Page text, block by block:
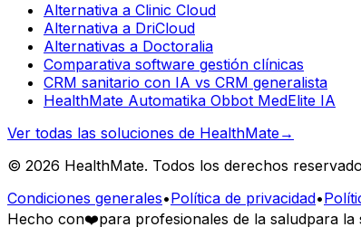
Alternativa a Clinic Cloud
Alternativa a DriCloud
Alternativas a Doctoralia
Comparativa software gestión clínicas
CRM sanitario con IA vs CRM generalista
HealthMate Automatika Obbot MedElite IA
Ver todas las soluciones de HealthMate→
© 2026 HealthMate. Todos los derechos
Condiciones generales•Política de privacidad•
Hecho con❤️para profesionales de la saludpara la